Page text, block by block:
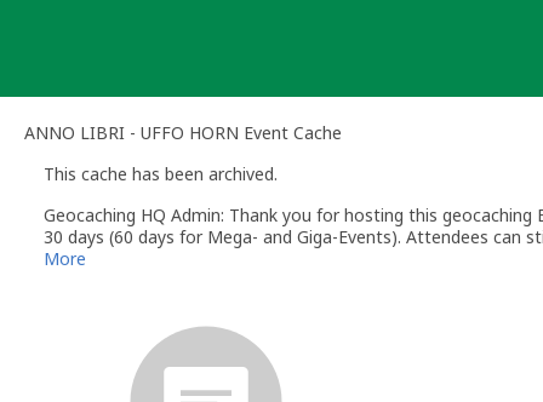
ANNO LIBRI - UFFO HORN Event Cache
This cache has been archived.
Geocaching HQ Admin: Thank you for hosting this
30 days (60 days for Mega- and Giga-Events). Attendees can
More